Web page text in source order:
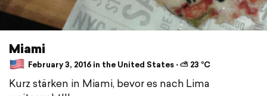
Miami
February 3, 2016 in the United States ⋅ ⛅ 23 °C
Kurz stärken in Miami, bevor es nach Lima